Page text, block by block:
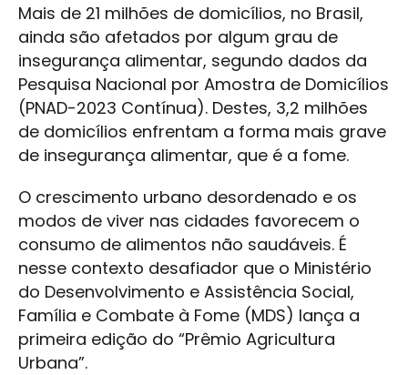
Mais de 21 milhões de domicílios, no Brasil,
ainda são afetados por algum grau de
insegurança alimentar, segundo dados da
Pesquisa Nacional por Amostra de Domicílios
(PNAD-2023 Contínua). Destes, 3,2 milhões
de domicílios enfrentam a forma mais grave
de insegurança alimentar, que é a fome.
O crescimento urbano desordenado e os
modos de viver nas cidades favorecem o
consumo de alimentos não saudáveis. É
nesse contexto desafiador que o Ministério
do Desenvolvimento e Assistência Social,
Família e Combate à Fome (MDS) lança a
primeira edição do “Prêmio Agricultura
Urbana”.